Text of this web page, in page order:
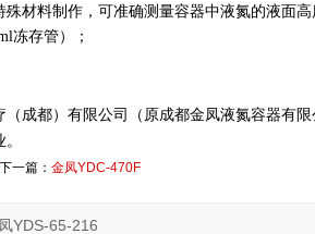
材料制作，可准确测量容器中液氮的液面
冻存管）；
（成都）有限公司（原成都金凤液氮容器有
下一篇： 金凤YDC-470F